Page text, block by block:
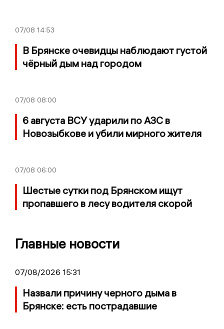
07/08 14:53
В Брянске очевидцы наблюдают густой
чёрный дым над городом
07/08 08:00
6 августа ВСУ ударили по АЗС в
Новозыбкове и убили мирного жителя
07/08 06:00
Шестые сутки под Брянском ищут
пропавшего в лесу водителя скорой
Главные новости
07/08/2026 15:31
Назвали причину черного дыма в
Брянске: есть пострадавшие